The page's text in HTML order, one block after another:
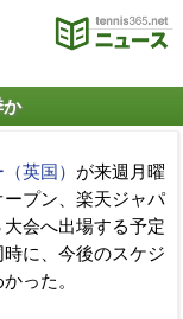
か
英国） が来週月曜
プン、楽天ジャパ
会へ出場する予定
に、今後のスケジ
った。